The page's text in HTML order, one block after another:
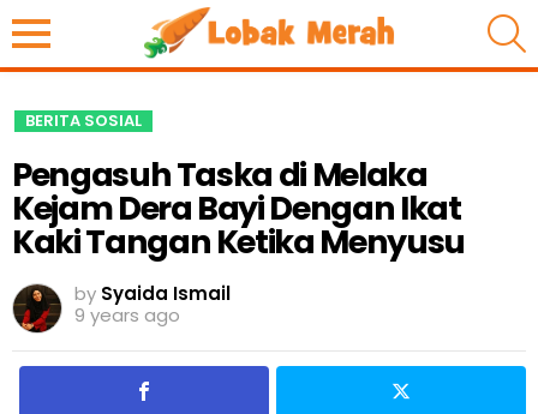
BERITA SOSIAL
Pengasuh Taska di Melaka
Kejam Dera Bayi Dengan Ikat
Kaki Tangan Ketika Menyusu
by Syaida Ismail
9 years ago